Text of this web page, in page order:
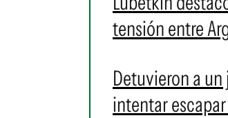
tensión entre
Detuvieron a
intentar